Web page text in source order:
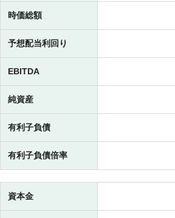
時価総額
予想配当利回り
EBITDA
純資産
有利子負債
有利子負債倍率
資本金